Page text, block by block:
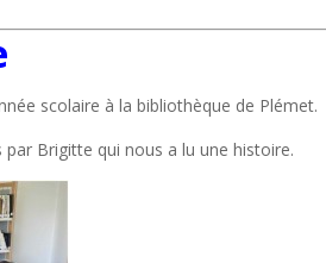
scolaire à la bibliothèque de Plémet.
Brigitte qui nous a lu une histoire.